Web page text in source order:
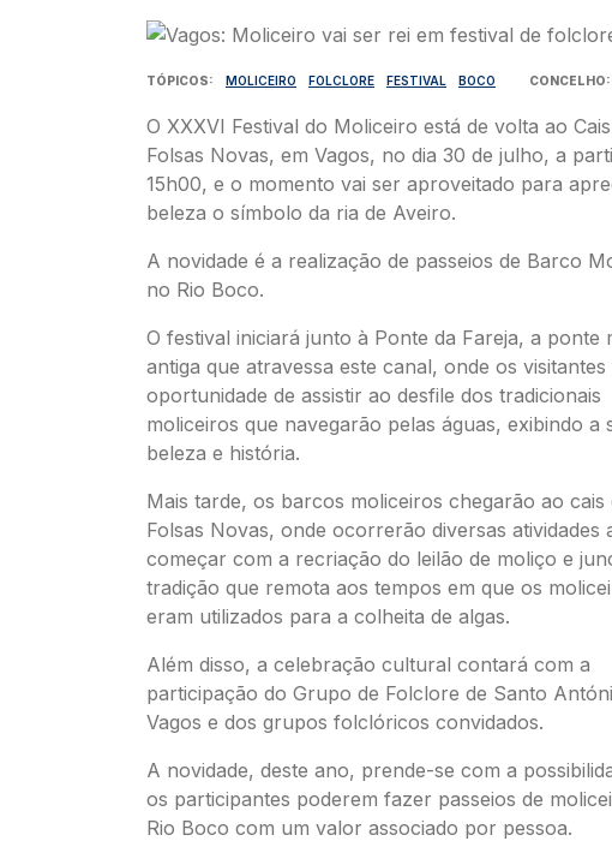
Imagem
TÓPICOS MOLICEIRO FOLCLORE FESTIVAL BOCO CONCELHO
O XXXVI Festival do Moliceiro está de volta ao
Folsas Novas, em Vagos, no dia 30 de julho, a
15h00, e o momento vai ser aproveitado para
beleza o símbolo da ria de Aveiro.
A novidade é a realização de passeios de Barco
no Rio Boco.
O festival iniciará junto à Ponte da Fareja, a ponte
antiga que atravessa este canal, onde os
oportunidade de assistir ao desfile dos tradicionais
moliceiros que navegarão pelas águas, exibindo a
beleza e história.
Mais tarde, os barcos moliceiros chegarão ao cais
Folsas Novas, onde ocorrerão diversas atividades
começar com a recriação do leilão de moliço e
tradição que remota aos tempos em que os
eram utilizados para a colheita de algas.
Além disso, a celebração cultural contará com a
participação do Grupo de Folclore de Santo
Vagos e dos grupos folclóricos convidados.
A novidade, deste ano, prende-se com a
os participantes poderem fazer passeios de
Rio Boco com um valor associado por pessoa.